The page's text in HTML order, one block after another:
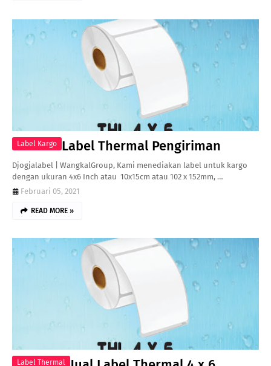
Label Kargo Label Thermal Pengiriman
Djogjalabel | WangkalGroup, Kami menediakan label untuk kargo
dengan ukuran 4x6 Inch atau 10x15cm atau 102 x 152mm, …
Februari 05, 2021
READ MORE »
Label Thermal